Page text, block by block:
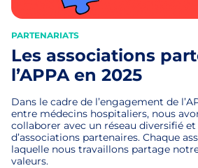
PARTENARIATS
Les associations
l’APPA en 2025
Dans le cadre de l’engagement de
entre médecins hospitaliers, nous
collaborer avec un réseau diversifié
d’associations partenaires. Chaque
laquelle nous travaillons partage
valeurs.